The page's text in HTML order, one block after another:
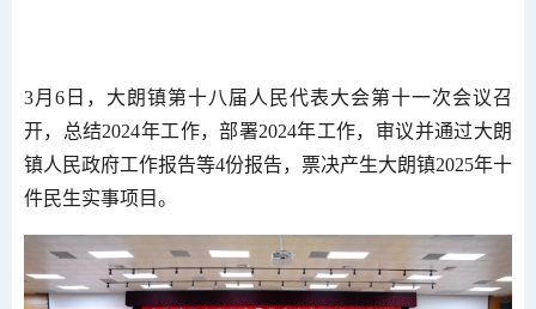
3月6日，大朗镇第十八届人民代表大会第十一次会议召
开，总结2024年工作，部署2024年工作，审议并通过大朗
镇人民政府工作报告等4份报告，票决产生大朗镇2025年十
件民生实事项目。